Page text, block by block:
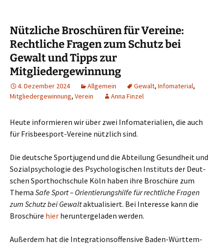
Nützliche Broschüren für Vereine:
Rechtliche Fragen zum Schutz bei
Gewalt und Tipps zur
Mitgliedergewinnung
4. Dezember 2024 Allgemein Gewalt, Infomaterial,
Mitgliedergewinnung, Verein Anna Finzel
Heu­te infor­mie­ren wir über zwei Info­ma­te­ria­li­en, die auch
für Fris­bee­s­port-Ver­ei­ne nütz­lich sind.
Die deut­sche Sport­ju­gend und die Abtei­lung Gesund­heit und
Sozi­al­psy­cho­lo­gie des Psy­cho­lo­gi­schen Insti­tuts der Deut­
schen Sport­hoch­schu­le Köln haben ihre Bro­schü­re zum
The­ma Safe Sport – Ori­en­tie­rungs­hil­fe für recht­li­che Fra­gen
zum Schutz bei Gewaltaktua­li­siert. Bei Inter­es­se kann die
Bro­schü­re hier her­un­ter­ge­la­den werden.
Außer­dem hat die Inte­gra­ti­ons­of­fen­si­ve Baden-Würt­tem­